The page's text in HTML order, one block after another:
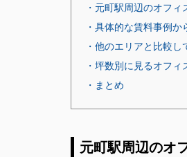
・元町駅周辺のオフ
・具体的な賃料事例
・他のエリアと比較
・坪数別に見るオフ
・まとめ
元町駅周辺のオ